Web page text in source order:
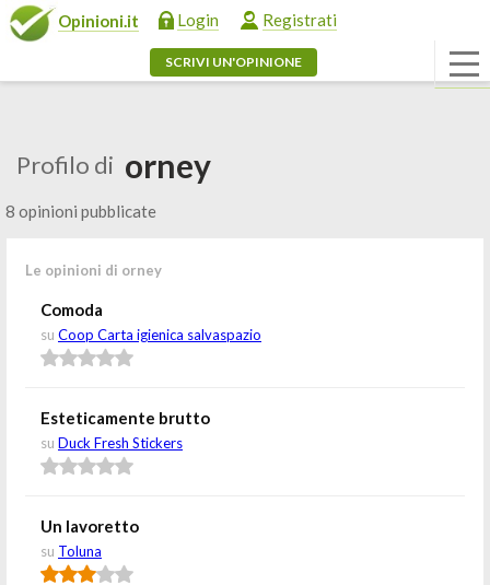
Opinioni.it Login Registrati
SCRIVI UN'OPINIONE
Profilo di orney
8 opinioni pubblicate
Le opinioni di orney
Comoda
su Coop Carta igienica salvaspazio
Esteticamente brutto
su Duck Fresh Stickers
Un lavoretto
su Toluna